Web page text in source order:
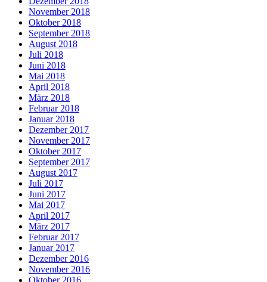
November 2018
Oktober 2018
September 2018
August 2018
Juli 2018
Juni 2018
Mai 2018
April 2018
März 2018
Februar 2018
Januar 2018
Dezember 2017
November 2017
Oktober 2017
September 2017
August 2017
Juli 2017
Juni 2017
Mai 2017
April 2017
März 2017
Februar 2017
Januar 2017
Dezember 2016
November 2016
Oktober 2016